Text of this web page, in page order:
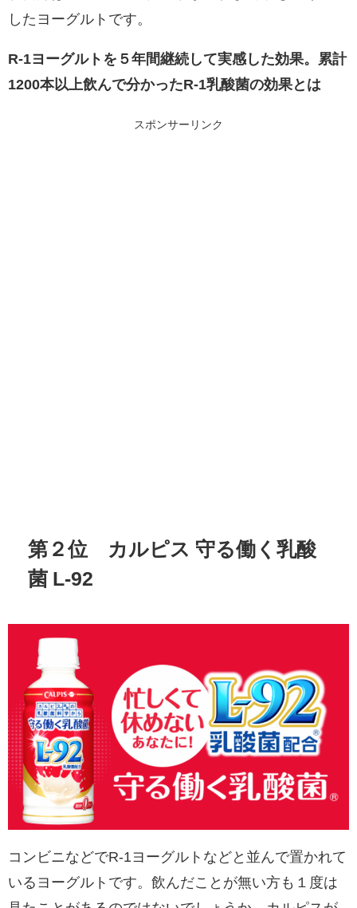
したヨーグルトです。
R-1ヨーグルトを５年間継続して実感した効果。累計
1200本以上飲んで分かったR-1乳酸菌の効果とは
スポンサーリンク
第２位 カルピス 守る働く乳酸
菌 L-92
コンビニなどでR-1ヨーグルトなどと並んで置かれて
いるヨーグルトです。飲んだことが無い方も１度は